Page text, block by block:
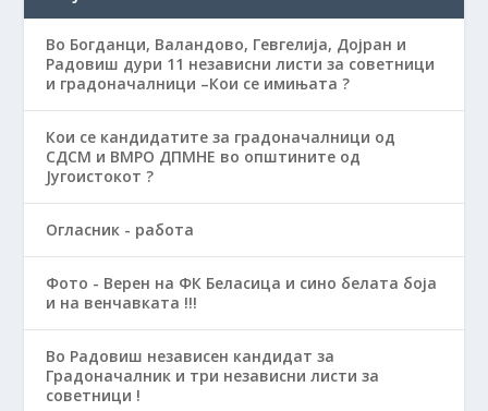
Во Богданци, Валандово, Гевгелија, Дојран и
Радовиш дури 11 независни листи за советници
и градоначалници –Кои се имињата ?
Кои се кандидатите за градоначалници од
СДСМ и ВМРО ДПМНЕ во општините од
Југоистокот ?
Огласник - работа
Фото - Верен на ФК Беласица и сино белата боја
и на венчавката !!!
Во Радовиш независен кандидат за
Градоначалник и три независни листи за
советници !